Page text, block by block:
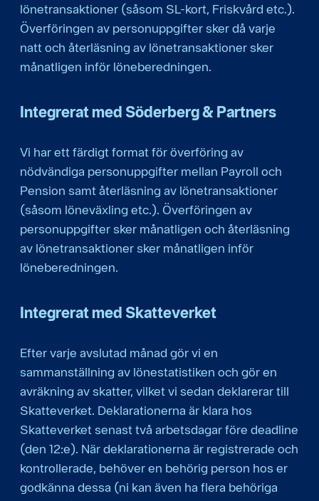
lönetransaktioner (såsom SL-kort, Friskvård etc.).
Överföringen av personuppgifter sker då varje
natt och återläsning av lönetransaktioner sker
månatligen inför löneberedningen.
Integrerat med Söderberg & Partners
Vi har ett färdigt format för överföring av
nödvändiga personuppgifter mellan Payroll och
Pension samt återläsning av lönetransaktioner
(såsom löneväxling etc.). Överföringen av
personuppgifter sker månatligen och återläsning
av lönetransaktioner sker månatligen inför
löneberedningen.
Integrerat med Skatteverket
Efter varje avslutad månad gör vi en
sammanställning av lönestatistiken och gör en
avräkning av skatter, vilket vi sedan deklarerar till
Skatteverket. Deklarationerna är klara hos
Skatteverket senast två arbetsdagar före deadline
(den 12:e). När deklarationerna är registrerade och
kontrollerade, behöver en behörig person hos er
godkänna dessa (ni kan även ha flera behöriga